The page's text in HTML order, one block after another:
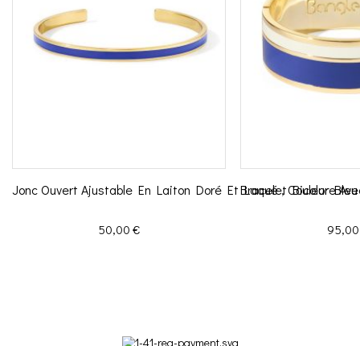
Jonc Ouvert Ajustable En Laiton Doré Et Laqué , Couleur
Prix
50,00 €
Bracelet Bicolore
Prix